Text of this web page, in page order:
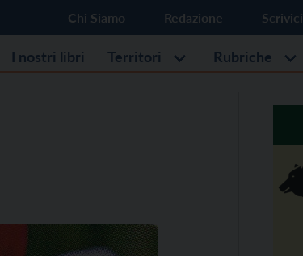
Chi Siamo Redazione Scrivici
I nostri libri Territori Rubriche